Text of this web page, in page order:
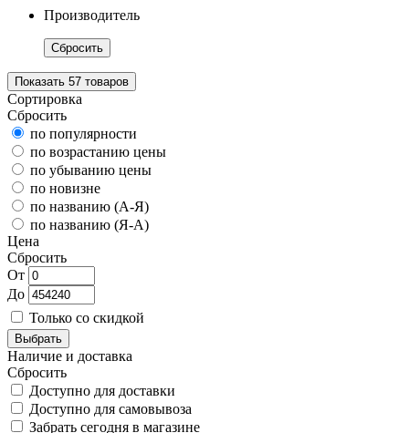
Производитель
Сбросить
Показать 57 товаров
Сортировка
Сбросить
по популярности
по возрастанию цены
по убыванию цены
по новизне
по названию (А-Я)
по названию (Я-А)
Цена
Сбросить
От
До
Только со скидкой
Выбрать
Наличие и доставка
Сбросить
Доступно для доставки
Доступно для самовывоза
Забрать сегодня в магазине